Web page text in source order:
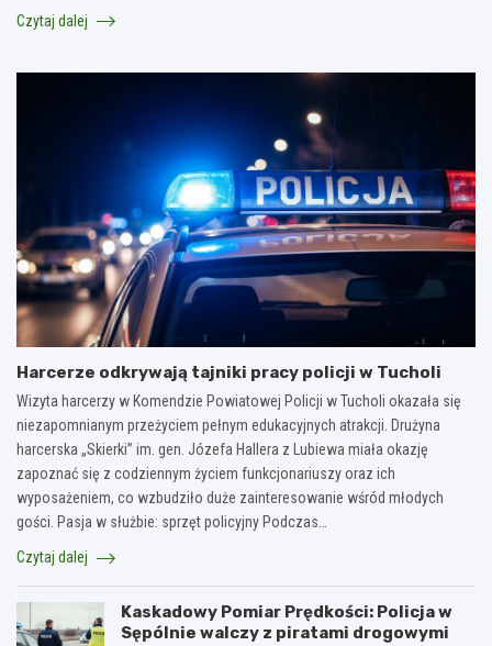
Czytaj dalej
Harcerze odkrywają tajniki pracy policji w Tucholi
Wizyta harcerzy w Komendzie Powiatowej Policji w Tucholi okazała się
niezapomnianym przeżyciem pełnym edukacyjnych atrakcji. Drużyna
harcerska „Skierki” im. gen. Józefa Hallera z Lubiewa miała okazję
zapoznać się z codziennym życiem funkcjonariuszy oraz ich
wyposażeniem, co wzbudziło duże zainteresowanie wśród młodych
gości. Pasja w służbie: sprzęt policyjny Podczas…
Czytaj dalej
Kaskadowy Pomiar Prędkości: Policja w
Sępólnie walczy z piratami drogowymi